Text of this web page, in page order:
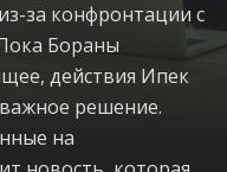
за конфронтации с
Бораны
действия Ипек
решение.
на